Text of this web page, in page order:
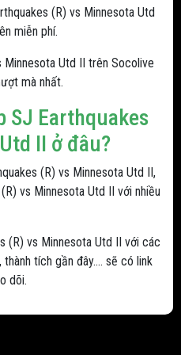
(R) vs Minnesota Utd
miễn phí.
Minnesota Utd II trên Socolive
mà nhất.
SJ Earthquakes
II ở đâu?
(R) vs Minnesota Utd II,
vs Minnesota Utd II với nhiều
(R) vs Minnesota Utd II với các
tích gần đây.... sẽ có link
dõi.